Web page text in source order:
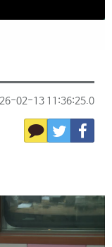
02-13 11:36:25.0